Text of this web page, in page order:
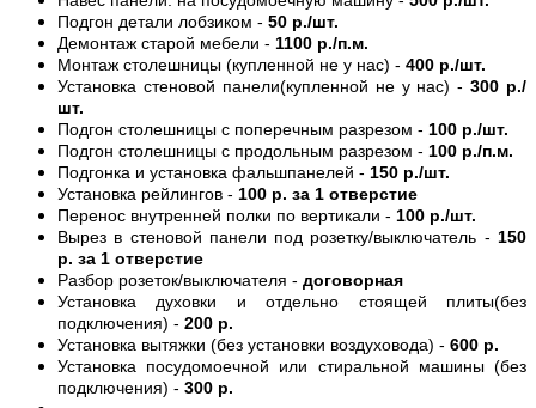
Подгон детали лобзиком - 50 р./шт.
Демонтаж старой мебели - 1100 р./п.м.
Монтаж столешницы (купленной не у нас) - 400 р./шт.
Установка стеновой панели(купленной не у нас) -300 р./
шт.
Подгон столешницы с поперечным разрезом - 100 р./шт.
Подгон столешницы с продольным разрезом - 100 р./п.м.
Подгонка и установка фальшпанелей - 150 р./шт.
Установка рейлингов - 100 р. за 1 отверстие
Перенос внутренней полки по вертикали - 100 р./шт.
Вырез в стеновой панели под розетку/выключатель - 150
р. за 1 отверстие
Разбор розеток/выключателя - договорная
Установка духовки и отдельно стоящей плиты(без
подключения) - 200 р.
Установка вытяжки (без установки воздуховода) - 600 р.
Установка посудомоечной или стиральной машины (без
подключения) - 300 р.